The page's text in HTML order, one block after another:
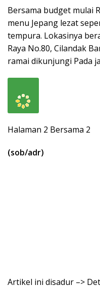
Bersama budget mulai
menu Jepang lezat
tempura. Lokasinya
Raya No.80, Cilandak
ramai dikunjungi Pada
Halaman 2 Bersama 2
(sob/adr)
Artikel ini disadur –>